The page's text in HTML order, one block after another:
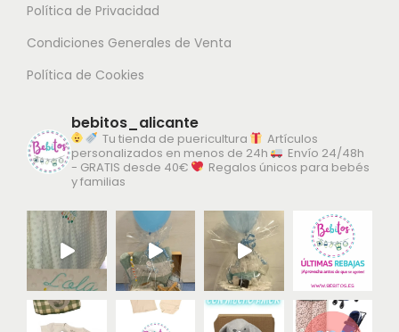
Política de Privacidad
Condiciones Generales de Venta
Política de Cookies
bebitos_alicante
Tu tienda de puericultura
Artículos
personalizados en menos de 24h
Envío 24/48h
- GRATIS desde 40€
Regalos únicos para bebés
y familias